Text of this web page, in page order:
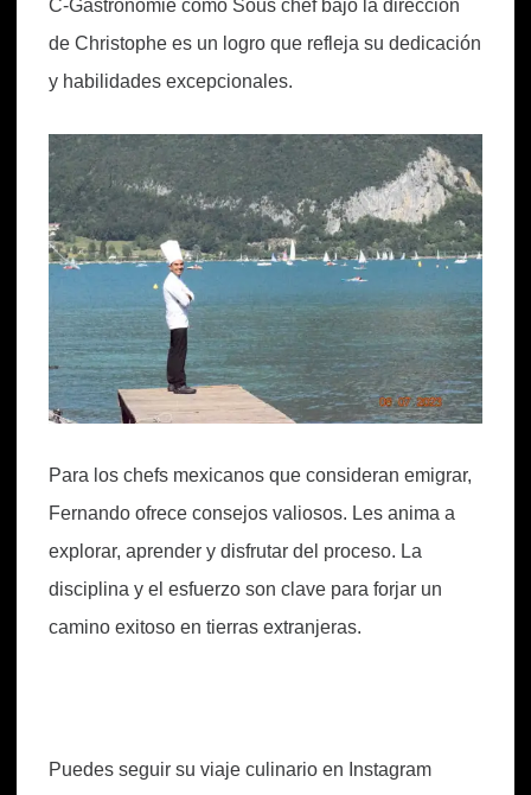
C-Gastronomie como Sous chef bajo la dirección
de Christophe es un logro que refleja su dedicación
y habilidades excepcionales.
Para los chefs mexicanos que consideran emigrar,
Fernando ofrece consejos valiosos. Les anima a
explorar, aprender y disfrutar del proceso. La
disciplina y el esfuerzo son clave para forjar un
camino exitoso en tierras extranjeras.
Puedes seguir su viaje culinario en Instagram